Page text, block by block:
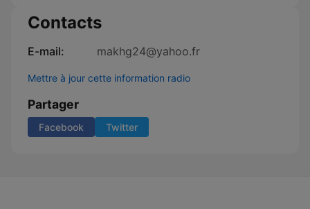
Contacts
E-mail: makhg24@yahoo.fr
Mettre à jour cette information radio
Partager
Facebook Twitter